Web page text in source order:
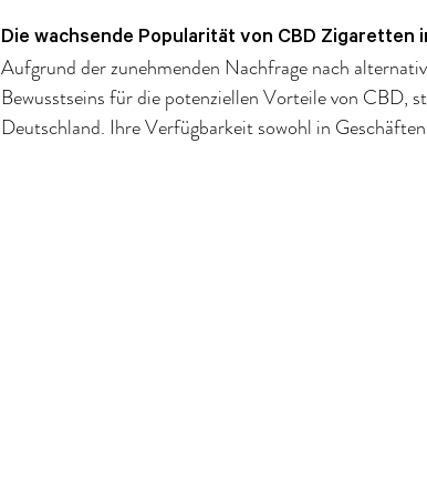
Die wachsende Popularität von CBD Zigaretten
Aufgrund der zunehmenden Nachfrage nach
Bewusstseins für die potenziellen Vorteile von CBD,
Deutschland. Ihre Verfügbarkeit sowohl in